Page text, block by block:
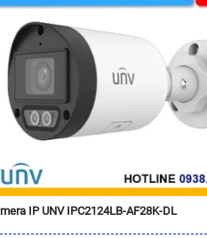
IP UNV IPC2124LB-AF28K-DL